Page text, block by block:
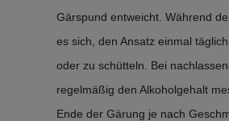
Gärspund entweicht. Während
es sich, den Ansatz einmal
oder zu schütteln. Bei
regelmäßig den Alkoholgehalt
Ende der Gärung je nach